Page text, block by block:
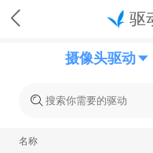
驱
摄像头驱动
名称